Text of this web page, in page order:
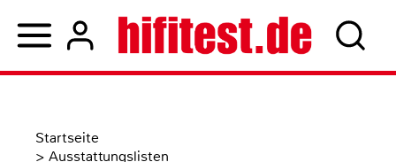
Startseite
> Ausstattungslisten